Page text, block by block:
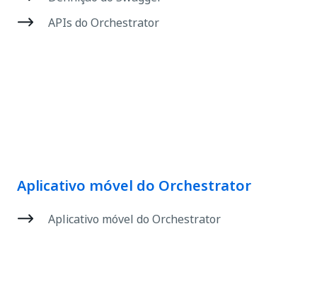
APIs do Orchestrator
Aplicativo móvel do Orchestrator
Aplicativo móvel do Orchestrator